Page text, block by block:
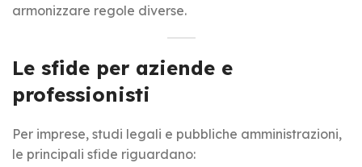
armonizzare regole diverse.
Le sfide per aziende e
professionisti
Per imprese, studi legali e pubbliche amministrazioni,
le principali sfide riguardano: